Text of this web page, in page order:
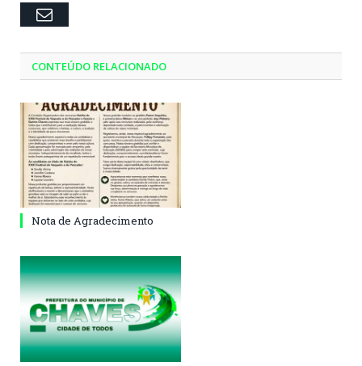
Email
CONTEÚDO RELACIONADO
Nota de Agradecimento